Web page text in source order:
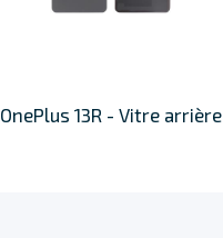
OnePlus 13R - Vitre arrière